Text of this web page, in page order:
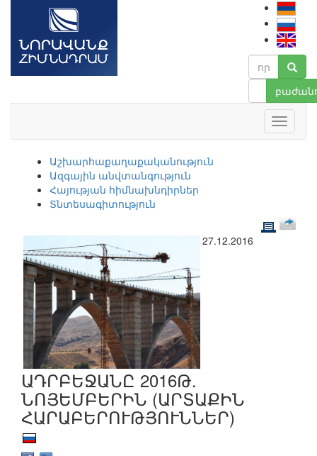
Աշխարհաքաղաքականություն
Ազգային անվտանգություն
Հայության հիմնախնդիրներ
Տնտեսագիտություն
27.12.2016
ԱԴՐԲԵՋԱՆԸ 2016Թ.
ՆՈՅԵՄԲԵՐԻՆ (ԱՐՏԱՔԻՆ
ՀԱՐԱԲԵՐՈՒԹՅՈՒՆՆԵՐ)